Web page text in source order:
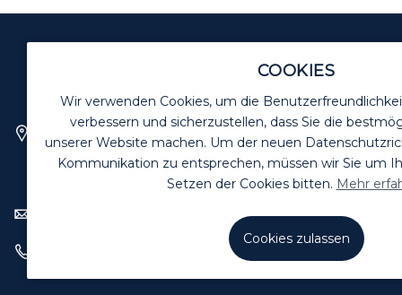
COOKIES
Wir verwenden Cookies, um die
verbessern und sicherzustellen, dass Sie die
unserer Website machen. Um der neuen
Kommunikation zu entsprechen, müssen wir Sie um
Setzen der Cookies bitten. Mehr
Cookies zulassen
BIOZIDE VORSICHTIG
Killgerm GmbH
Bussardweg 16